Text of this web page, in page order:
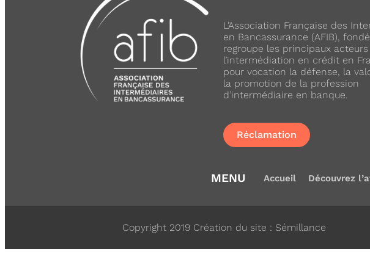
L’Association Française des
en Bancassurance (AFIB),
regroupe les principaux acteurs
l’intermédiation en crédit en
pour vocation la défense, la
la promotion de la profession
d’intermédiaire en banque.
Réclamation
MENU Accueil Découvrez
Copyright 2019 Création du site : Sémillance